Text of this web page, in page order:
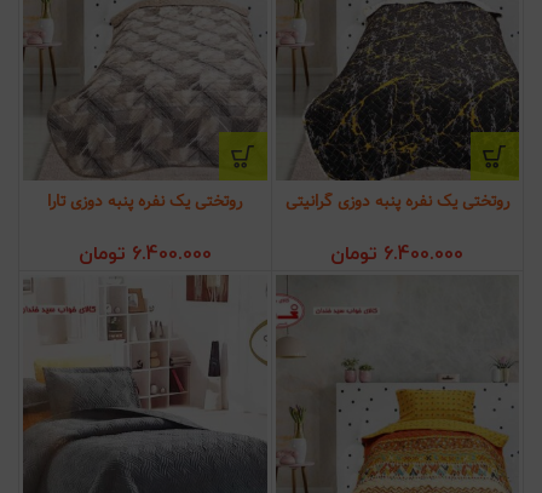
روتختی یک نفره پنبه دوزی گرانیتی
6.400.000 تومان
روتختی یک نفره پنبه دوزی تارا
6.400.000 تومان